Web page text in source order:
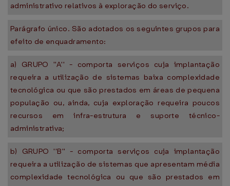
administrativo relativos à exploração do serviço.
Parágrafo único. São adotados os seguintes grupos para
efeito de enquadramento:
a) GRUPO ''A'' - comporta serviços cuja implantação
requeira a utilização de sistemas baixa complexidade
tecnológica ou que são prestados em áreas de pequena
população ou, ainda, cuja exploração requeira poucos
recursos em infra-estrutura e suporte técnico-
administrativa;
b) GRUPO ''B'' - comporta serviços cuja implantação
requeira a utilização de sistemas que apresentam média
complexidade tecnológica ou que são prestados em